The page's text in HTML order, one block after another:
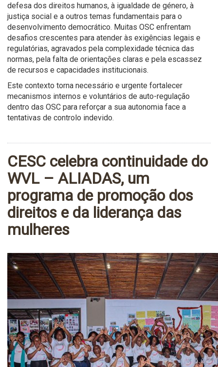
defesa dos direitos humanos, à igualdade de género, à
justiça social e a outros temas fundamentais para o
desenvolvimento democrático. Muitas OSC enfrentam
desafios crescentes para atender às exigências legais e
regulatórias, agravados pela complexidade técnica das
normas, pela falta de orientações claras e pela escassez
de recursos e capacidades institucionais.
Este contexto torna necessário e urgente fortalecer
mecanismos internos e voluntários de auto-regulação
dentro das OSC para reforçar a sua autonomia face a
tentativas de controlo indevido.
CESC celebra continuidade do
WVL – ALIADAS, um
programa de promoção dos
direitos e da liderança das
mulheres